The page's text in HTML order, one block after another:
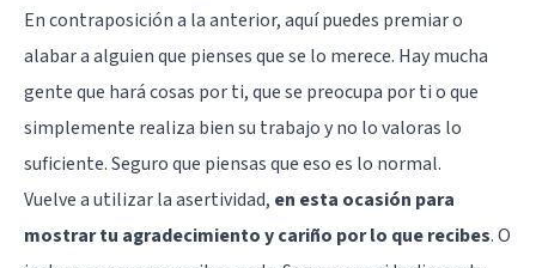
En contraposición a la anterior, aquí puedes premiar o
alabar a alguien que pienses que se lo merece. Hay mucha
gente que hará cosas por ti, que se preocupa por ti o que
simplemente realiza bien su trabajo y no lo valoras lo
suficiente. Seguro que piensas que eso es lo normal.
Vuelve a utilizar la asertividad, en esta ocasión para
mostrar tu agradecimiento y cariño por lo que recibes. O